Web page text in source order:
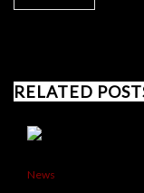
RELATED
News